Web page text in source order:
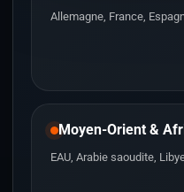
Allemagne, France,
Moyen-Orient &
EAU, Arabie saoudite,